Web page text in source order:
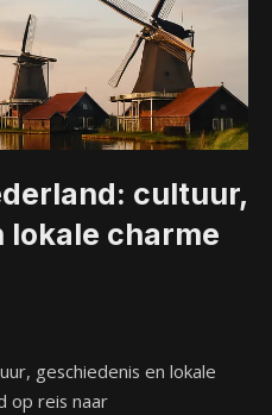
cultuur,
lokale charme
geschiedenis en lokale
op reis naar